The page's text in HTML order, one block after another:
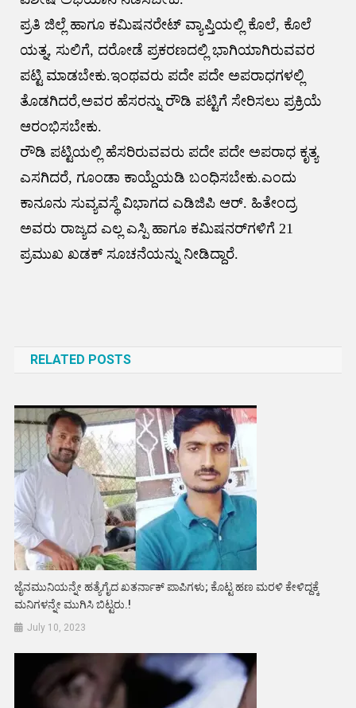
ಪ್ರತಿ ಜಿಲ್ಲೆ ಹಾಗೂ ಕಮಿಷನರೇಟ್ ವ್ಯಾಪ್ತಿಯಲ್ಲಿ ಕೊಲೆ, ಕೊಲೆ
ಯತ್ನ, ಸುಲಿಗೆ, ದರೋಡೆ ಪ್ರಕರಣದಲ್ಲಿ ಭಾಗಿಯಾಗಿರುವವರ
ಪಟ್ಟಿ ಮಾಡಬೇಕು.ಇಂಥವರು ಪದೇ ಪದೇ ಅಪರಾಧಗಳಲ್ಲಿ
ತೊಡಗಿದರೆ,ಅವರ ಹೆಸರನ್ನು ರೌಡಿ ಪಟ್ಟಿಗೆ ಸೇರಿಸಲು ಪ್ರಕ್ರಿಯೆ
ಆರಂಭಿಸಬೇಕು.
ರೌಡಿ ಪಟ್ಟಿಯಲ್ಲಿ ಹೆಸರಿರುವವರು ಪದೇ ಪದೇ ಅಪರಾಧ ಕೃತ್ಯ
ಎಸಗಿದರೆ, ಗೂಂಡಾ ಕಾಯ್ದೆಯಡಿ ಬಂಧಿಸಬೇಕು.ಎಂದು
ಕಾನೂನು ಸುವ್ಯವಸ್ಥೆ ವಿಭಾಗದ ಎಡಿಜಿಪಿ ಆರ್‌. ಹಿತೇಂದ್ರ
ಅವರು ರಾಜ್ಯದ ಎಲ್ಲ ಎಸ್ಪಿ ಹಾಗೂ ಕಮಿಷನರ್‌ಗಳಿಗೆ 21
ಪ್ರಮುಖ ಖಡಕ್ ಸೂಚನೆಯನ್ನು ನೀಡಿದ್ದಾರೆ.
RELATED POSTS
ಜೈನಮುನಿಯನ್ನೇ ಹತ್ಯೆಗೈದ ಖತರ್ನಾಕ್ ಪಾಪಿಗಳು; ಕೊಟ್ಟ ಹಣ ಮರಳಿ ಕೇಳಿದ್ದಕ್ಕೆ
ಮನಿಗಳನ್ನೇ ಮುಗಿಸಿ ಬಿಟ್ಟರು.!
July 10, 2023